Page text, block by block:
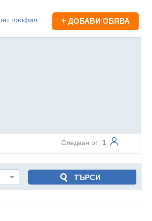
профил + ДОБАВИ ОБЯВА
Следван от: 1